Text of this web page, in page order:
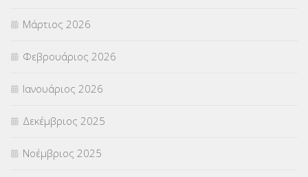
Μάρτιος 2026
Φεβρουάριος 2026
Ιανουάριος 2026
Δεκέμβριος 2025
Νοέμβριος 2025